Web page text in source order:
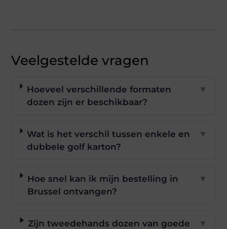
Veelgestelde vragen
Hoeveel verschillende formaten
dozen zijn er beschikbaar?
▼
Wat is het verschil tussen enkele en
dubbele golf karton?
▼
Hoe snel kan ik mijn bestelling in
Brussel ontvangen?
▼
Zijn tweedehands dozen van goede
▼